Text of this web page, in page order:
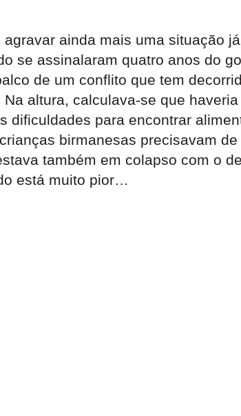
ainda mais uma situação
se assinalaram quatro anos do
de um conflito que tem
Na altura, calculava-se que
dificuldades para encontrar
birmanesas precisavam
também em colapso com o
está muito pior…